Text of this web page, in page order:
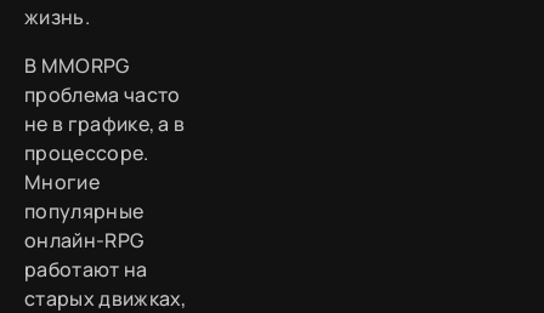
жизнь.
В MMORPG
проблема часто
не в графике, а в
процессоре.
Многие
популярные
онлайн-RPG
работают на
старых движках,